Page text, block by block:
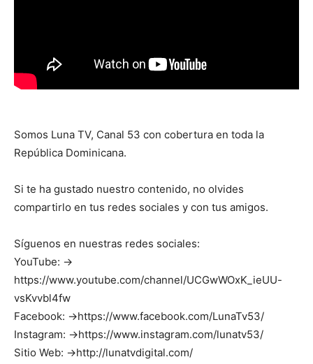
Somos Luna TV, Canal 53 con cobertura en toda la
República Dominicana.
Si te ha gustado nuestro contenido, no olvides
compartirlo en tus redes sociales y con tus amigos.
Síguenos en nuestras redes sociales:
YouTube: →
https://www.youtube.com/channel/UCGwWOxK_ieUU-
vsKvvbl4fw
Facebook: →https://www.facebook.com/LunaTv53/
Instagram: →https://www.instagram.com/lunatv53/
Sitio Web: →http://lunatvdigital.com/